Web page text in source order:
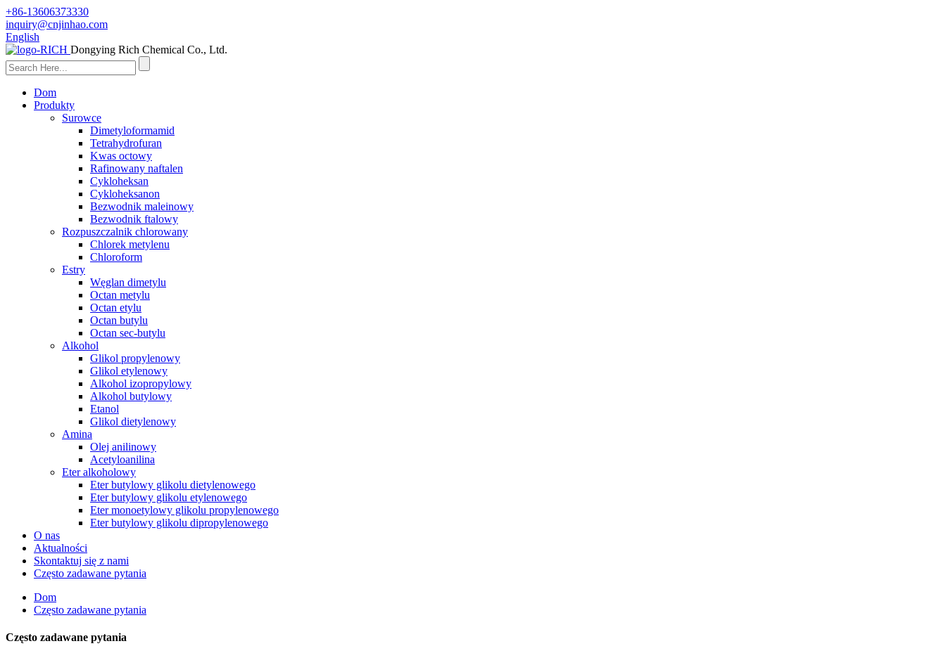
+86-13606373330
inquiry@cnjinhao.com
English
Dongying Rich Chemical Co., Ltd.
Dom
Produkty
Surowce
Dimetyloformamid
Tetrahydrofuran
Kwas octowy
Rafinowany naftalen
Cykloheksan
Cykloheksanon
Bezwodnik maleinowy
Bezwodnik ftalowy
Rozpuszczalnik chlorowany
Chlorek metylenu
Chloroform
Estry
Węglan dimetylu
Octan metylu
Octan etylu
Octan butylu
Octan sec-butylu
Alkohol
Glikol propylenowy
Glikol etylenowy
Alkohol izopropylowy
Alkohol butylowy
Etanol
Glikol dietylenowy
Amina
Olej anilinowy
Acetyloanilina
Eter alkoholowy
Eter butylowy glikolu dietylenowego
Eter butylowy glikolu etylenowego
Eter monoetylowy glikolu propylenowego
Eter butylowy glikolu dipropylenowego
O nas
Aktualności
Skontaktuj się z nami
Często zadawane pytania
Dom
Często zadawane pytania
Często zadawane pytania